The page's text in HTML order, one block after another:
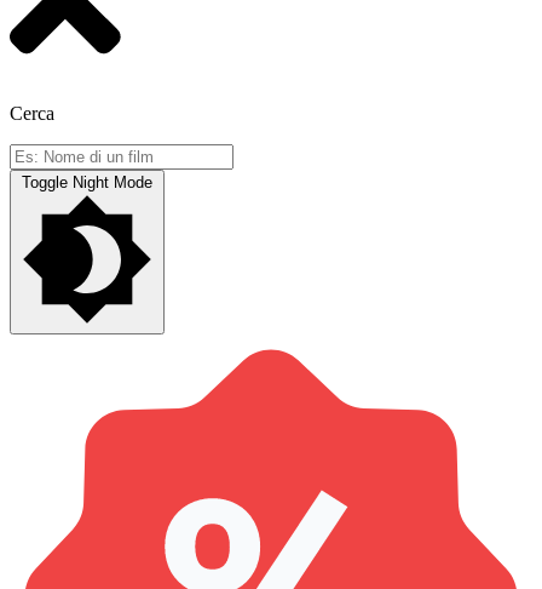
Cerca
Toggle Night Mode